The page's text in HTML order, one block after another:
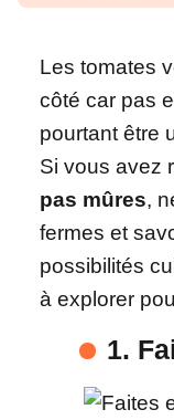
Les tomates
côté car pas
pourtant être
Si vous avez
pas mûres,
fermes et
possibilités
à explorer
1.